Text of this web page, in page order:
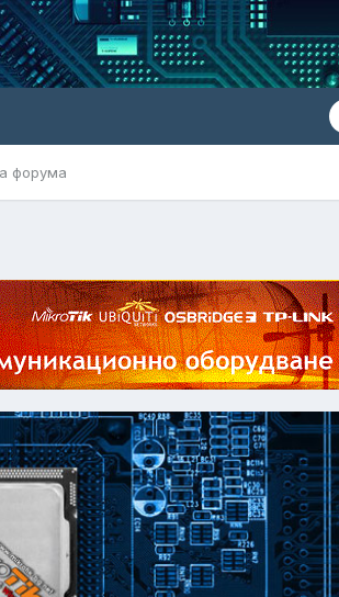
форума